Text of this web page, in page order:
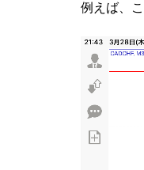
例えば、